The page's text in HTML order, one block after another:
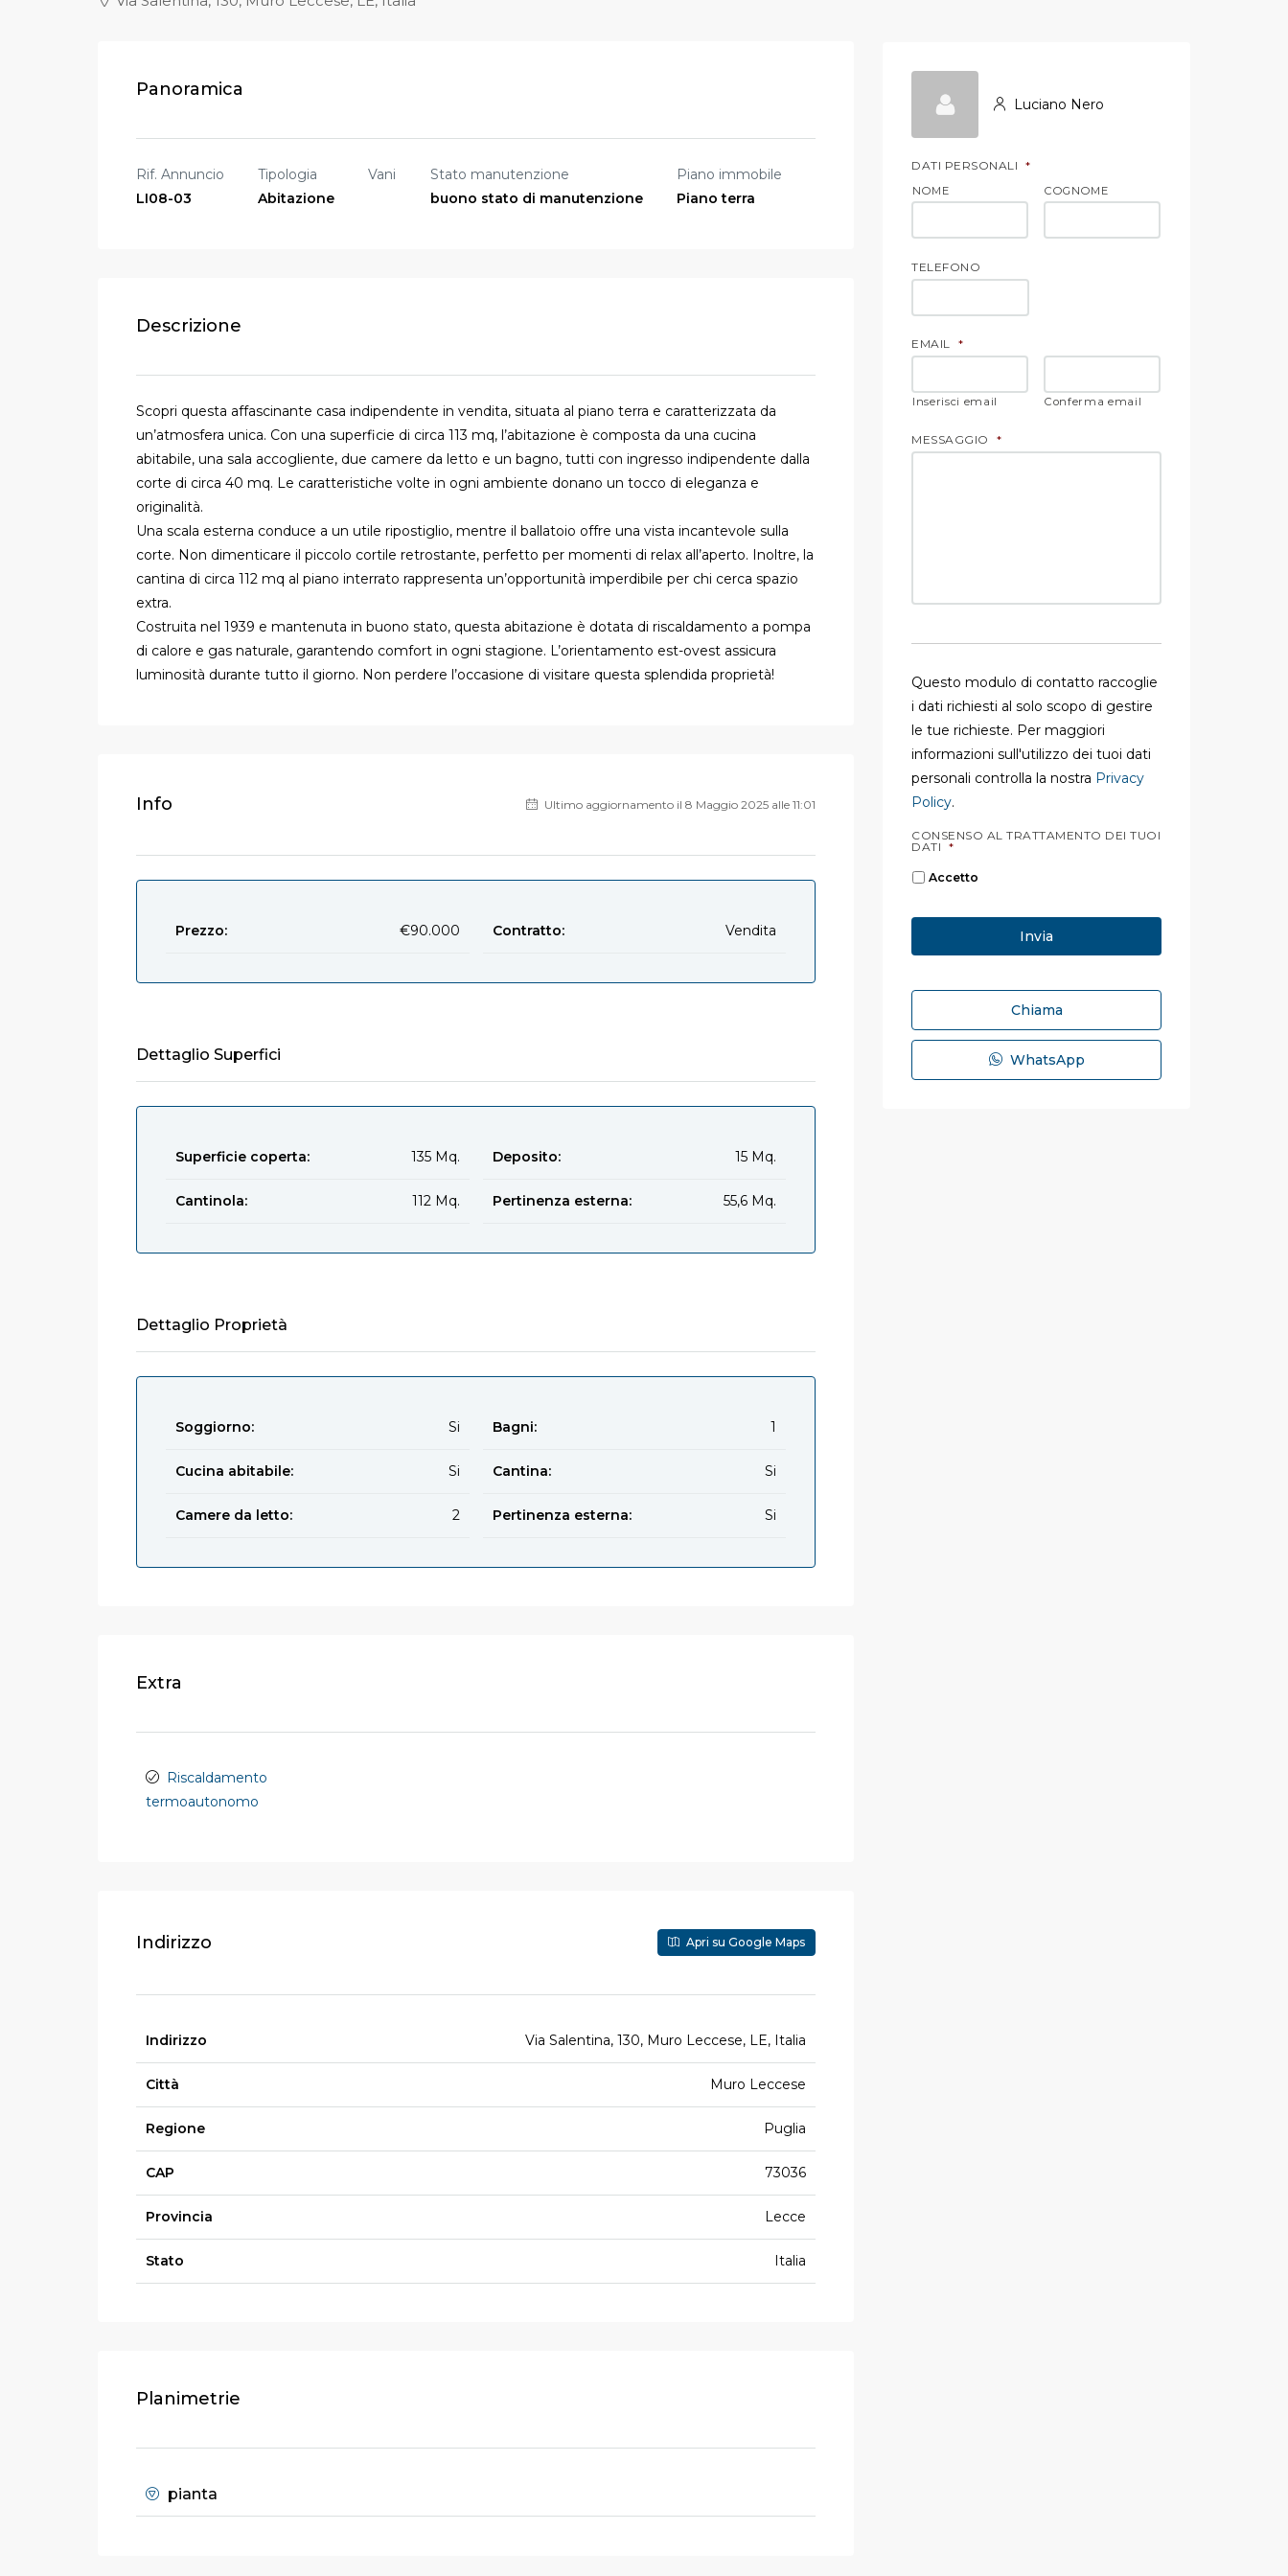
Panoramica
Rif. Annuncio
LI08-03
Tipologia
Abitazione
Vani
Stato manutenzione
buono stato di manutenzione
Piano immobile
Piano terra
Descrizione
Scopri questa affascinante casa indipendente in vendita, situata al piano terra e caratterizzata da
un’atmosfera unica. Con una superficie di circa 113 mq, l’abitazione è composta da una cucina
abitabile, una sala accogliente, due camere da letto e un bagno, tutti con ingresso indipendente dalla
corte di circa 40 mq. Le caratteristiche volte in ogni ambiente donano un tocco di eleganza e
originalità.
Una scala esterna conduce a un utile ripostiglio, mentre il ballatoio offre una vista incantevole sulla
corte. Non dimenticare il piccolo cortile retrostante, perfetto per momenti di relax all’aperto. Inoltre, la
cantina di circa 112 mq al piano interrato rappresenta un’opportunità imperdibile per chi cerca spazio
extra.
Costruita nel 1939 e mantenuta in buono stato, questa abitazione è dotata di riscaldamento a pompa
di calore e gas naturale, garantendo comfort in ogni stagione. L’orientamento est-ovest assicura
luminosità durante tutto il giorno. Non perdere l’occasione di visitare questa splendida proprietà!
Info Ultimo aggiornamento il 8 Maggio 2025 alle 11:01
Prezzo: €90.000 Contratto: Vendita
Dettaglio Superfici
Superficie coperta: 135 Mq.
Cantinola: 112 Mq.
Deposito: 15 Mq.
Pertinenza esterna: 55,6 Mq.
Dettaglio Proprietà
Soggiorno: Si
Cucina abitabile: Si
Camere da letto: 2
Bagni: 1
Cantina: Si
Pertinenza esterna: Si
Extra
Riscaldamento
termoautonomo
Indirizzo Apri su Google Maps
Indirizzo Via Salentina, 130, Muro Leccese, LE, Italia
Città Muro Leccese
Regione Puglia
CAP 73036
Provincia Lecce
Stato Italia
Planimetrie
pianta
Luciano Nero
DATI PERSONALI *
NOME COGNOME
TELEFONO
EMAIL *
Inserisci email Conferma email
MESSAGGIO *
Questo modulo di contatto raccoglie
i dati richiesti al solo scopo di gestire
le tue richieste. Per maggiori
informazioni sull'utilizzo dei tuoi dati
personali controlla la nostra Privacy
Policy.
CONSENSO AL TRATTAMENTO DEI TUOI
DATI *
Accetto
Chiama
WhatsApp